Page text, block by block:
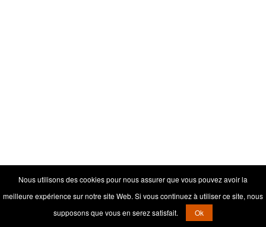
Nous utilisons des cookies pour nous assurer que vous pouvez avoir la
meilleure expérience sur notre site Web. Si vous continuez à utiliser ce site, nous
supposons que vous en serez satisfait.
Ok